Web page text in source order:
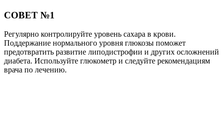
СОВЕТ №1
Регулярно контролируйте уровень сахара в крови.
Поддержание нормального уровня глюкозы поможет
предотвратить развитие липодистрофии и других осложнений
диабета. Используйте глюкометр и следуйте рекомендациям
врача по лечению.